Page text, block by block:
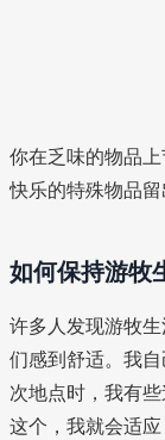
你在乏味的物品
快乐的特殊物品留
如何保持游牧
许多人发现游牧
们感到舒适。我
次地点时，我有
这个，我就会适